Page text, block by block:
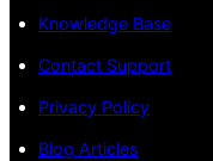
Knowledge Base
Contact Support
Privacy Policy
Blog Articles